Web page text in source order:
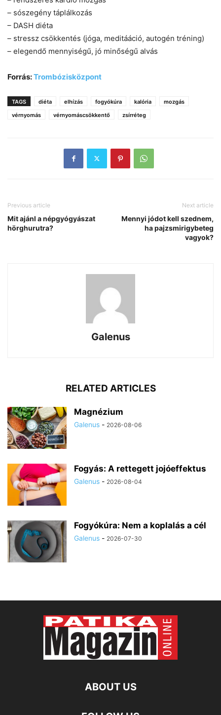
– sószegény táplálkozás
– DASH diéta
– stressz csökkentés (jóga, meditááció, autogén tréning)
– elegendő mennyiségű, jó minőségű alvás
Forrás:Trombózisközpont
TAGS diéta elhízás fogyókúra kalória
mozgás
vérnyomás
vérnyomáscsökkentő zsírréteg
Previous article
Mit ajánl a népgyógyászat
hörghurutra?
Next article
Mennyi jódot kell szednem,
ha pajzsmirigybeteg
vagyok?
Galenus
RELATED ARTICLES
Magnézium
Galenus - 2026-08-06
Fogyás: A rettegett jojóeffektus
Galenus - 2026-08-04
Fogyókúra: Nem a koplalás a cél
Galenus - 2026-07-30
ABOUT US